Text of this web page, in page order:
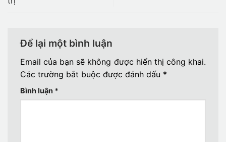
Để lại một bình luận
Email của bạn sẽ không được hiển thị công khai.
Các trường bắt buộc được đánh dấu *
Bình luận *